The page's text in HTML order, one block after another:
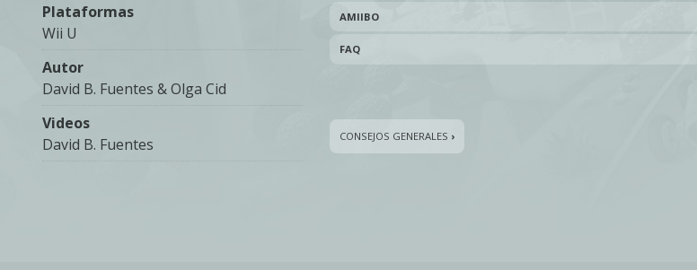
Plataformas
Wii U
Autor
David B. Fuentes & Olga Cid
Videos
David B. Fuentes
AMIIBO
FAQ
CONSEJOS GENERALES ›